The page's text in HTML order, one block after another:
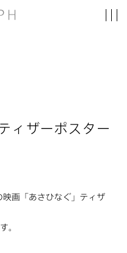
ィザーポスター
画「あさひなぐ」ティザ
。